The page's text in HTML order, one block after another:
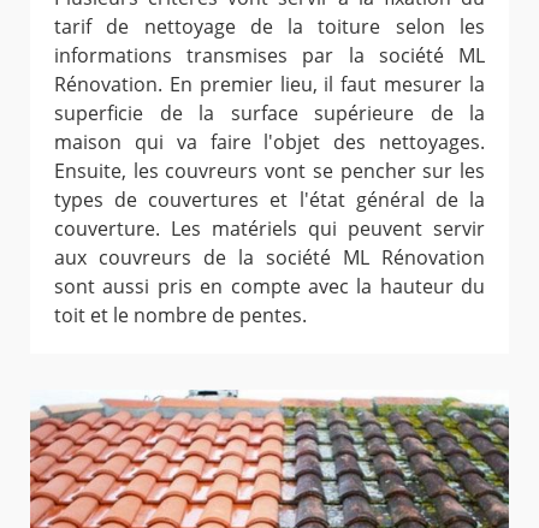
tarif de nettoyage de la toiture selon les
informations transmises par la société ML
Rénovation. En premier lieu, il faut mesurer la
superficie de la surface supérieure de la
maison qui va faire l'objet des nettoyages.
Ensuite, les couvreurs vont se pencher sur les
types de couvertures et l'état général de la
couverture. Les matériels qui peuvent servir
aux couvreurs de la société ML Rénovation
sont aussi pris en compte avec la hauteur du
toit et le nombre de pentes.